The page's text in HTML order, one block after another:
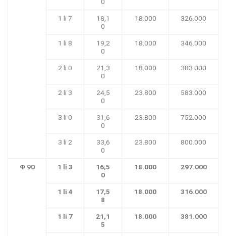
1 li 7
18,1
0
18.000 326.000
1 li 8
19,2
0
18.000 346.000
2 li 0
21,3
0
18.000 383.000
2 li 3
24,5
0
23.800 583.000
3 li 0
31,6
0
23.800 752.000
3 li 2
33,6
0
23.800 800.000
Φ 90 1 li 3
16,5
0
18.000 297.000
1 li 4
17,5
8
18.000 316.000
1 li 7
21,1
5
18.000 381.000